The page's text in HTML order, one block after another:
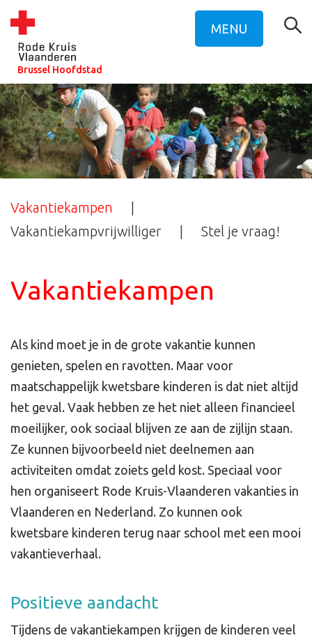
Brussel Hoofdstad
MENU
Vakantiekampen
Vakantiekampvrijwilliger
Stel je vraag!
Vakantiekampen
Als kind moet je in de grote vakantie kunnen
genieten, spelen en ravotten. Maar voor
maatschappelijk kwetsbare kinderen is dat niet altijd
het geval. Vaak hebben ze het niet alleen financieel
moeilijker, ook sociaal blijven ze aan de zijlijn staan.
Ze kunnen bijvoorbeeld niet deelnemen aan
activiteiten omdat zoiets geld kost. Speciaal voor
hen organiseert Rode Kruis-Vlaanderen vakanties in
Vlaanderen en Nederland. Zo kunnen ook
kwetsbare kinderen terug naar school met een mooi
vakantieverhaal.
Positieve aandacht
Tijdens de vakantiekampen krijgen de kinderen veel